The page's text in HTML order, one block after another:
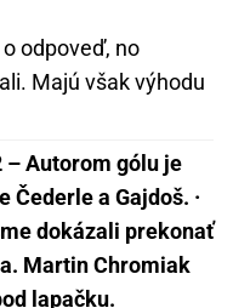
odpoveď, no
Majú však výhodu
– Autorom gólu je
a Gajdoš. ·
dokázali prekonať
Martin Chromiak
lapačku.